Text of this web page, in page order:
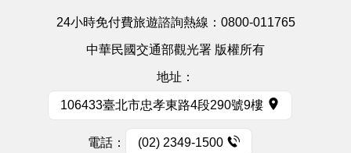
24小時免付費旅遊諮詢熱線： 0800-011765
中華民國交通部觀光署 版權所有
地址：
106433臺北市忠孝東路4段290號9樓
電話： (02) 2349-1500